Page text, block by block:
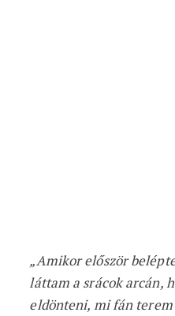
„Amikor először
láttam a srácok arcán,
eldönteni, mi fán terem